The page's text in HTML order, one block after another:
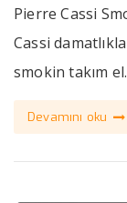
Pierre Cassi
Cassi
smokin takım
Devamını oku